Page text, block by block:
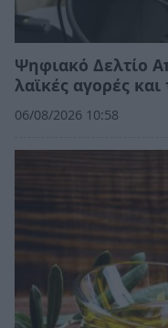
Ψηφιακό Δελτίο
λαϊκές αγορές και
06/08/2026 10:58